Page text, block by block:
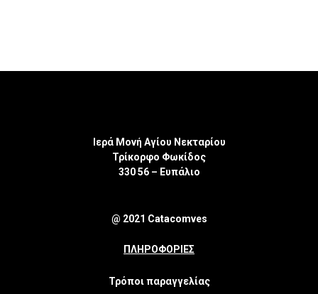
Ιερά Μονή Αγίου Νεκταρίου
Τρίκορφο Φωκίδος
330 56 – Ευπάλιο
@ 2021 Catacomves
ΠΛΗΡΟΦΟΡΙΕΣ
Τρόποι παραγγελίας